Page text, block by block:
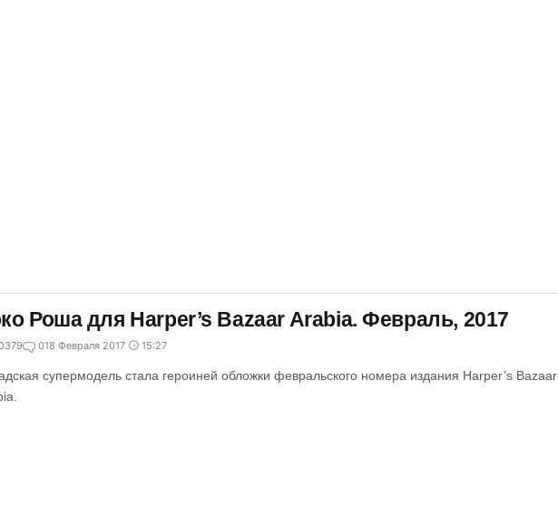
Роша для Harper’s Bazaar Arabia. Февраль, 2017
018 Февраля 2017 15:27
супермодель стала героиней обложки февральского номера издания Harper’s Bazaar